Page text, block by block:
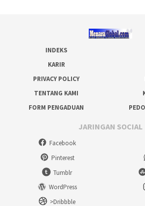
INDEKS
KARIR
PRIVACY POLICY
TENTANG KAMI
FORM PENGADUAN
JARINGAN SOCIAL
Facebook
Pinterest
Tumblr
WordPress
>Dribbble